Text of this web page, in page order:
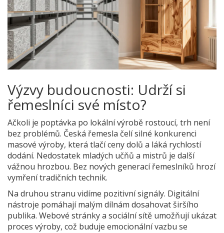
Výzvy budoucnosti: Udrží si
řemeslníci své místo?
Ačkoli je poptávka po lokální výrobě rostoucí, trh není
bez problémů. Česká řemesla čelí silné konkurenci
masové výroby, která tlačí ceny dolů a láká rychlostí
dodání. Nedostatek mladých učňů a mistrů je další
vážnou hrozbou. Bez nových generací řemeslníků hrozí
vymření tradičních technik.
Na druhou stranu vidíme pozitivní signály. Digitální
nástroje pomáhají malým dílnám dosahovat širšího
publika. Webové stránky a sociální sítě umožňují ukázat
proces výroby, což buduje emocionální vazbu se